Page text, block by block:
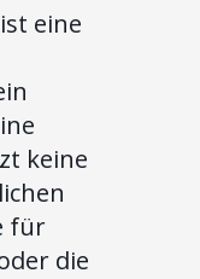
eine
keine
für
die